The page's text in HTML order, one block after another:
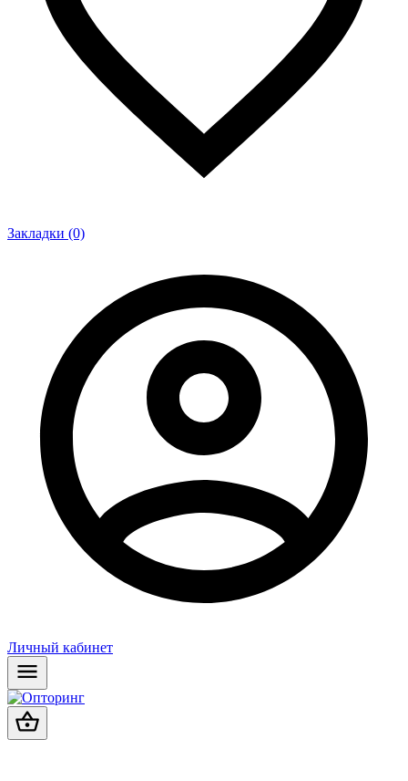
Закладки (0)
Личный кабинет